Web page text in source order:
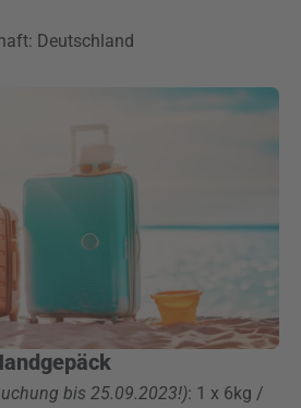
Deutschland
bis 25.09.2023!): 1 x 6kg /